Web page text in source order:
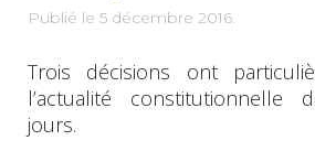
Publié le 5 décembre 2016
Trois décisions ont
l’actualité constitutionnelle
jours.